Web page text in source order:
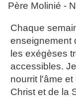
Père Molinié -
Chaque
enseignement
les exégèses
accessibles.
nourrit l'âme
Christ et de la